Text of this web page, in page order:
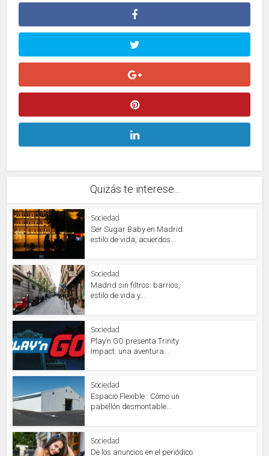
Quizás te interese...
Sociedad
Ser Sugar Baby en Madrid:
estilo de vida, acuerdos...
Sociedad
Madrid sin filtros: barrios,
estilo de vida y...
Sociedad
Play’n GO presenta Trinity
Impact: una aventura...
Sociedad
Espacio Flexible : Cómo un
pabellón desmontable...
Sociedad
De los anuncios en el periódico